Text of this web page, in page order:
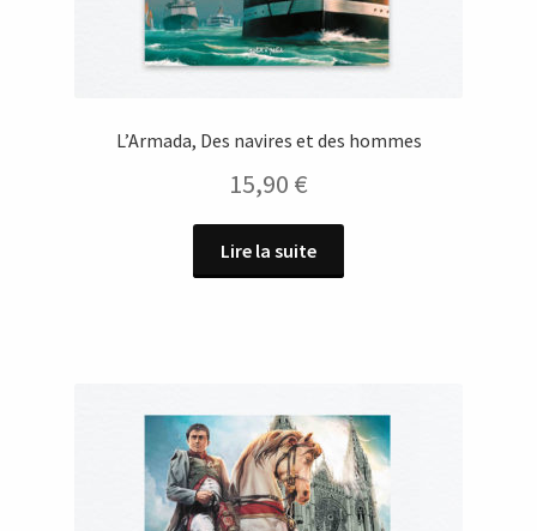
L’Armada, Des navires et des hommes
15,90 €
Lire la suite